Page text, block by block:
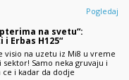
Pogledaj
na svetu“:
Erbas H125“
visio na uzetu iz Mi8 u vreme
Samo neka gruvaju i
ce i kadar da dodje